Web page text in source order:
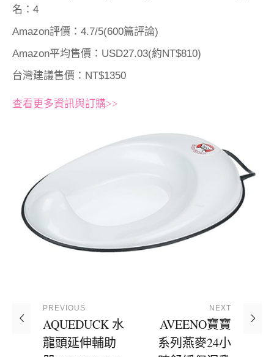
名：4
Amazon評價：4.7/5(600篇評論)
Amazon平均售價：USD27.03(約NT$810)
台灣建議售價：NT$1350
查看更多資訊與訂購>>
PREVIOUS
AQUEDUCK 水
龍頭延伸輔助
NEXT
AVEENO寶寶
系列燕麥24小